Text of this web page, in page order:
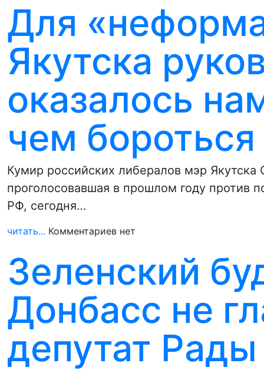
Для
Якутска
оказалось
чем
Кумир российских либералов мэр
проголосовавшая в прошлом году против
РФ, сегодня…
читать... Комментариев нет
Зеленский
Донбасс не
депутат Рады